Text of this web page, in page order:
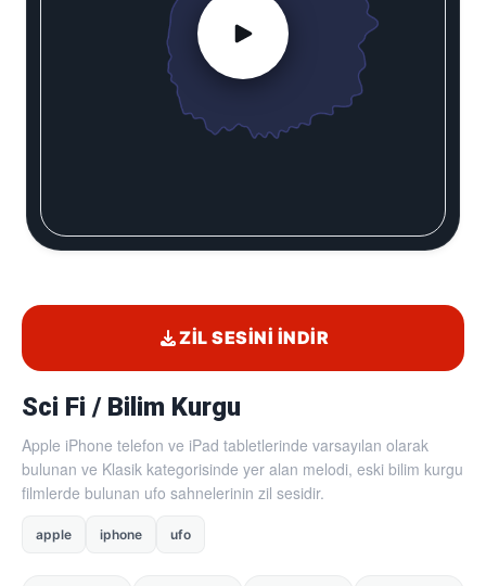
Sci Fi / Bilim Kurgu
Apple iPhone telefon ve iPad tabletlerinde varsayılan olarak
bulunan ve Klasik kategorisinde yer alan melodi, eski bilim kurgu
filmlerde bulunan ufo sahnelerinin zil sesidir.
apple iphone ufo
ZIL SESINI İNDIR